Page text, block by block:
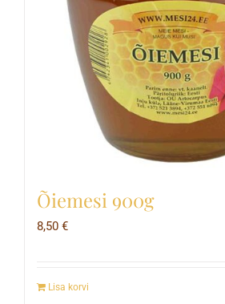
Õiemesi 900g
8,50 €
Lisa korvi